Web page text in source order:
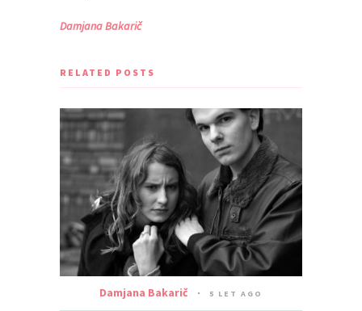
Damjana Bakarič
RELATED POSTS
Damjana Bakarič 5 LET AGO